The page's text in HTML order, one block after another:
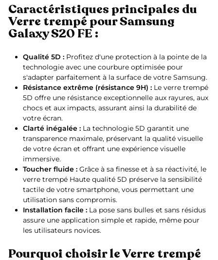
Caractéristiques principales du
Verre trempé pour Samsung
Galaxy S20 FE :
Qualité 5D : Profitez d'une protection à la pointe de la
technologie avec une courbure optimisée pour
s'adapter parfaitement à la surface de votre Samsung.
Résistance extrême (résistance 9H) : Le verre trempé
5D offre une résistance exceptionnelle aux rayures, aux
chocs et aux impacts, assurant ainsi la durabilité de
votre écran.
Clarté inégalée : La technologie 5D garantit une
transparence maximale, préservant la qualité visuelle
de votre écran et offrant une expérience visuelle
immersive.
Toucher fluide : Grâce à sa finesse et à sa réactivité, le
verre trempé Haute qualité 5D préserve la sensibilité
tactile de votre smartphone, vous permettant une
utilisation sans compromis.
Installation facile : La pose sans bulles et sans résidus
assure une application simple et rapide, même pour
les utilisateurs novices.
Pourquoi choisir le Verre trempé